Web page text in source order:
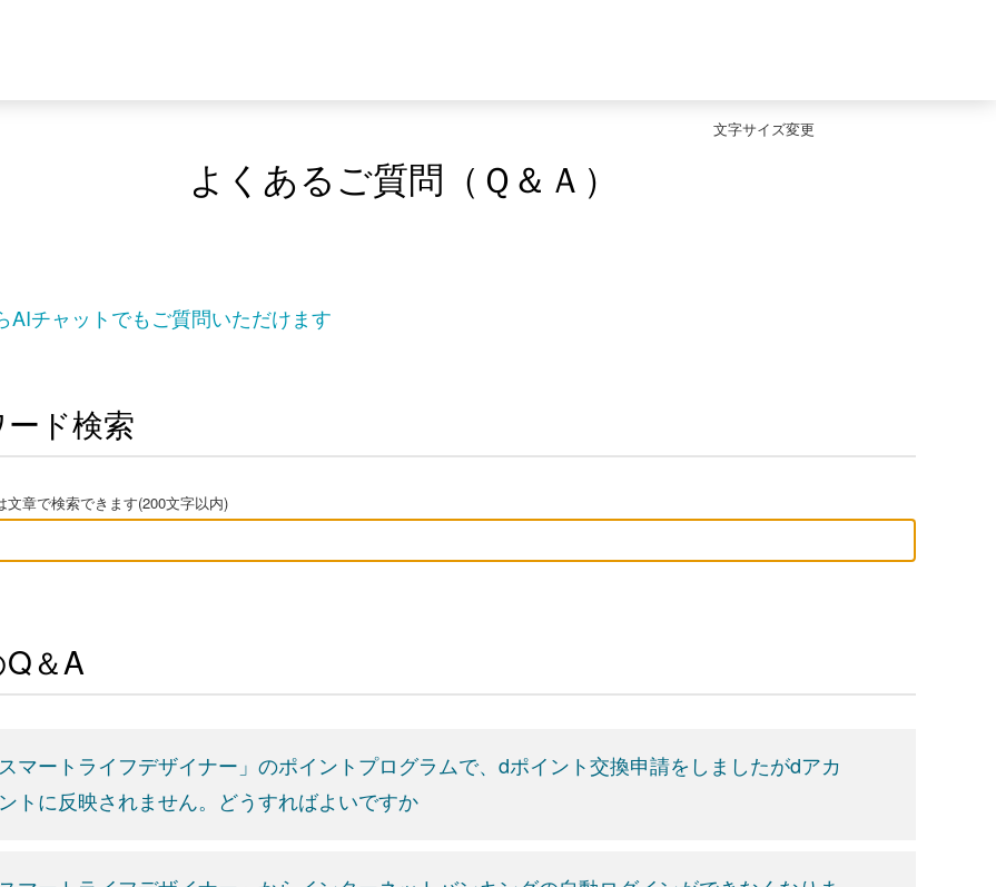
文字サイズ変更
よくあるご質問（Ｑ＆Ａ）
チャットでもご質問いただけます
ド検索
文章で検索できます(200文字以内)
＆A
スマートライフデザイナー」のポイントプログラムで、dポイント交換申請をしましたがdアカ
トに反映されません。どうすればよいですか